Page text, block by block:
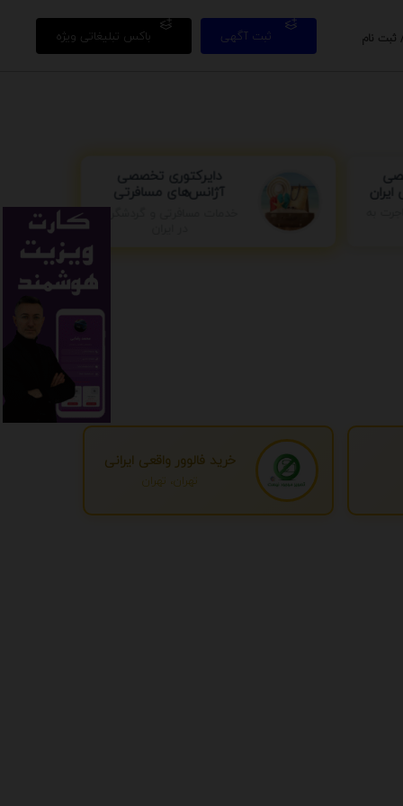
باکس تبلیغاتی ویژه ثبت آگهی نام
دایرکتوری تخصصی
آژانس‌های مسافرتی
خدمات مسافرتی و گردشگری
خرید فالوور واقعی ایرانی
تهران، تهران